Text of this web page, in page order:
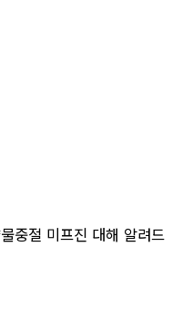
중절 미프진 대해 알려드